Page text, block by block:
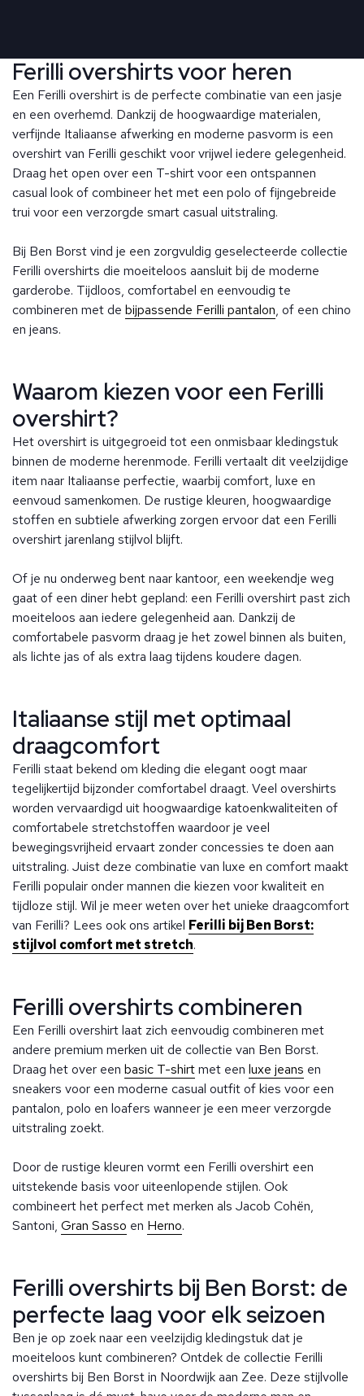
Ferilli overshirts voor heren
Een Ferilli overshirt is de perfecte combinatie van een jasje
en een overhemd. Dankzij de hoogwaardige materialen,
verfijnde Italiaanse afwerking en moderne pasvorm is een
overshirt van Ferilli geschikt voor vrijwel iedere gelegenheid.
Draag het open over een T-shirt voor een ontspannen
casual look of combineer het met een polo of fijngebreide
trui voor een verzorgde smart casual uitstraling.
Bij Ben Borst vind je een zorgvuldig geselecteerde collectie
Ferilli overshirts die moeiteloos aansluit bij de moderne
garderobe. Tijdloos, comfortabel en eenvoudig te
combineren met de bijpassende Ferilli pantalon, of een chino
en jeans.
Waarom kiezen voor een Ferilli
overshirt?
Het overshirt is uitgegroeid tot een onmisbaar kledingstuk
binnen de moderne herenmode. Ferilli vertaalt dit veelzijdige
item naar Italiaanse perfectie, waarbij comfort, luxe en
eenvoud samenkomen. De rustige kleuren, hoogwaardige
stoffen en subtiele afwerking zorgen ervoor dat een Ferilli
overshirt jarenlang stijlvol blijft.
Of je nu onderweg bent naar kantoor, een weekendje weg
gaat of een diner hebt gepland: een Ferilli overshirt past zich
moeiteloos aan iedere gelegenheid aan. Dankzij de
comfortabele pasvorm draag je het zowel binnen als buiten,
als lichte jas of als extra laag tijdens koudere dagen.
Italiaanse stijl met optimaal
draagcomfort
Ferilli staat bekend om kleding die elegant oogt maar
tegelijkertijd bijzonder comfortabel draagt. Veel overshirts
worden vervaardigd uit hoogwaardige katoenkwaliteiten of
comfortabele stretchstoffen waardoor je veel
bewegingsvrijheid ervaart zonder concessies te doen aan
uitstraling. Juist deze combinatie van luxe en comfort maakt
Ferilli populair onder mannen die kiezen voor kwaliteit en
tijdloze stijl. Wil je meer weten over het unieke draagcomfort
van Ferilli? Lees ook ons artikel Ferilli bij Ben Borst:
stijlvol comfort met stretch.
Ferilli overshirts combineren
Een Ferilli overshirt laat zich eenvoudig combineren met
andere premium merken uit de collectie van Ben Borst.
Draag het over een basic T-shirtmet een luxe jeans en
sneakers voor een moderne casual outfit of kies voor een
pantalon, polo en loafers wanneer je een meer verzorgde
uitstraling zoekt.
Door de rustige kleuren vormt een Ferilli overshirt een
uitstekende basis voor uiteenlopende stijlen. Ook
combineert het perfect met merken als Jacob Cohën,
Santoni, Gran Sasso en Herno.
Ferilli overshirts bij Ben Borst: de
perfecte laag voor elk seizoen
Ben je op zoek naar een veelzijdig kledingstuk dat je
moeiteloos kunt combineren? Ontdek de collectie Ferilli
overshirts bij Ben Borst in Noordwijk aan Zee. Deze stijlvolle